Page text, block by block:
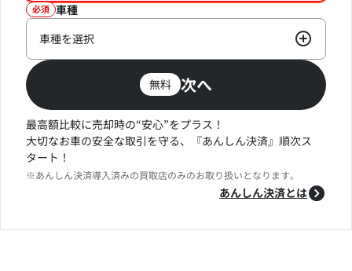
必須 車種
車種を選択
無料 次へ
最高額比較に売却時の“安心”をプラス！
大切なお車の安全な取引を守る、『あんしん決済』順次ス
タート！
※あんしん決済導入済みの買取店のみのお取り扱いとなります。
あんしん決済とは